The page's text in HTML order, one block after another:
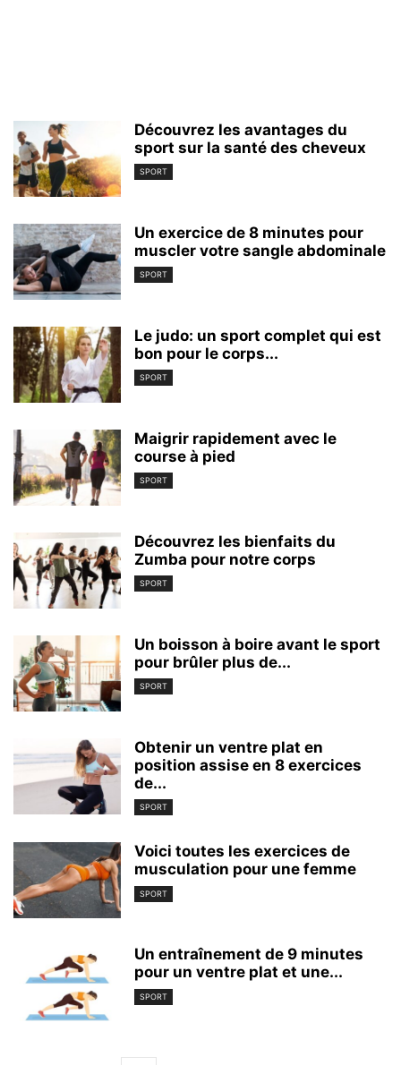
Découvrez les avantages du
sport sur la santé des cheveux
SPORT
Un exercice de 8 minutes pour
muscler votre sangle abdominale
SPORT
Le judo: un sport complet qui est
bon pour le corps...
SPORT
Maigrir rapidement avec le
course à pied
SPORT
Découvrez les bienfaits du
Zumba pour notre corps
SPORT
Un boisson à boire avant le sport
pour brûler plus de...
SPORT
Obtenir un ventre plat en
position assise en 8 exercices
de...
SPORT
Voici toutes les exercices de
musculation pour une femme
SPORT
Un entraînement de 9 minutes
pour un ventre plat et une...
SPORT